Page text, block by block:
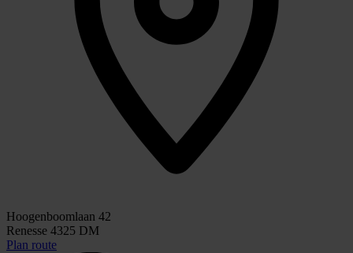
Hoogenboomlaan 42
Renesse 4325 DM
Plan route